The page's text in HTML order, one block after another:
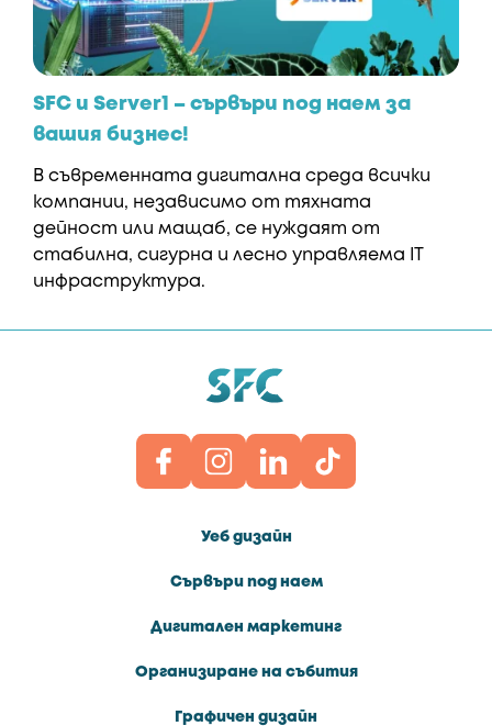
SFC и Server1 – сървъри под наем за
вашия бизнес!
В съвременната дигитална среда всички
компании, независимо от тяхната
дейност или мащаб, се нуждаят от
стабилна, сигурна и лесно управляема IT
инфраструктура.
Уеб дизайн
Сървъри под наем
Дигитален маркетинг
Организиране на събития
Графичен дизайн